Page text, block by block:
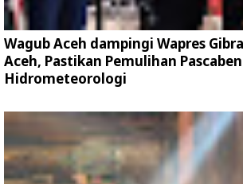
Wagub Aceh dampingi Wapres
Aceh, Pastikan Pemulihan
Hidrometeorologi